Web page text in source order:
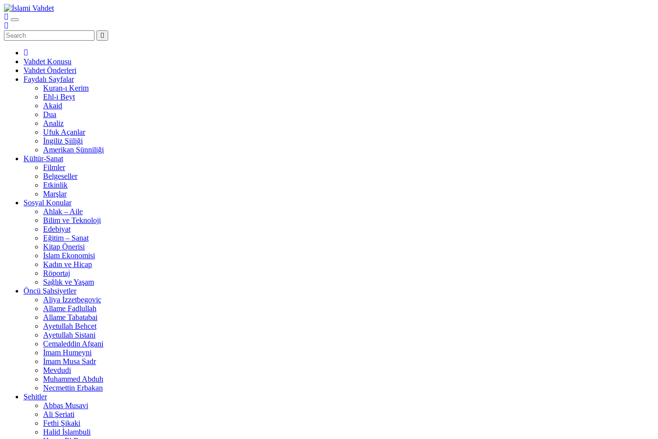
Skip
to
content
Vahdet Konusu
Vahdet Önderleri
Faydalı Sayfalar
Kuran-ı Kerim
Ehl-i Beyt
Akaid
Dua
Analiz
Ufuk Açanlar
İngiliz Şiiliği
Amerikan Sünniliği
Kültür-Sanat
Filmler
Belgeseller
Etkinlik
Marşlar
Sosyal Konular
Ahlak – Aile
Bilim ve Teknoloji
Edebiyat
Eğitim – Sanat
Kitap Önerisi
İslam Ekonomisi
Kadın ve Hicap
Röportaj
Sağlık ve Yaşam
Öncü Şahsiyetler
Aliya İzzetbegoviç
Allame Fadlullah
Allame Tabatabai
Ayetullah Behcet
Ayetullah Sistani
Cemaleddin Afgani
İmam Humeyni
İmam Musa Sadr
Mevdudi
Muhammed Abduh
Necmettin Erbakan
Şehitler
Abbas Musavi
Ali Şeriati
Fethi Şikaki
Halid İslambuli